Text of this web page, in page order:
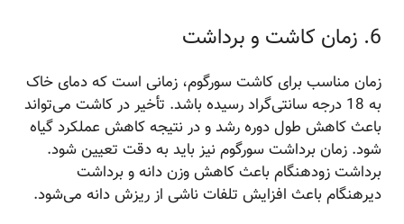
6. زمان کاشت و برداشت
زمان مناسب برای کاشت سورگوم، زمانی است که دمای خاک
به 18 درجه سانتی‌گراد رسیده باشد. تأخیر در کاشت می‌تواند
باعث کاهش طول دوره رشد و در نتیجه کاهش عملکرد گیاه
شود. زمان برداشت سورگوم نیز باید به دقت تعیین شود.
برداشت زودهنگام باعث کاهش وزن دانه و برداشت
دیرهنگام باعث افزایش تلفات ناشی از ریزش دانه می‌شود.